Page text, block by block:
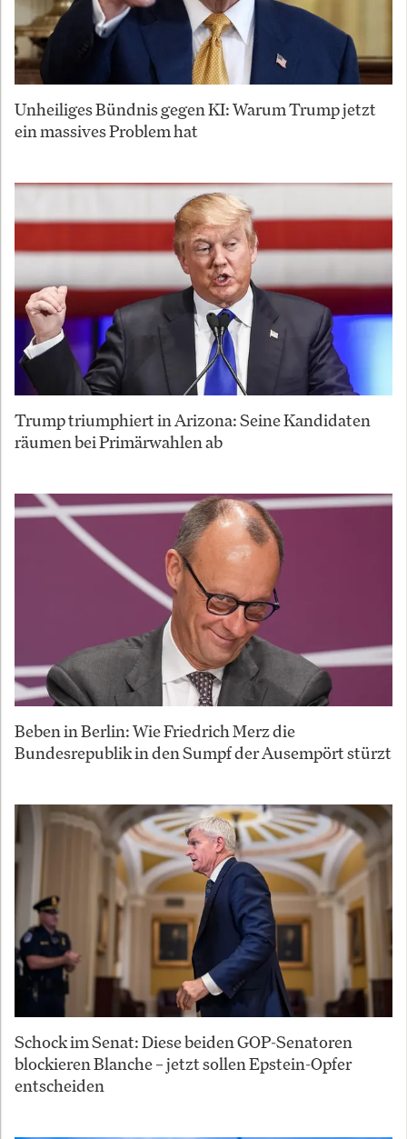
Unheiliges Bündnis gegen KI: Warum Trump jetzt
ein massives Problem hat
Trump triumphiert in Arizona: Seine Kandidaten
räumen bei Primärwahlen ab
Beben in Berlin: Wie Friedrich Merz die
Bundesrepublik in den Sumpf der Ausempört stürzt
Schock im Senat: Diese beiden GOP-Senatoren
blockieren Blanche – jetzt sollen Epstein-Opfer
entscheiden